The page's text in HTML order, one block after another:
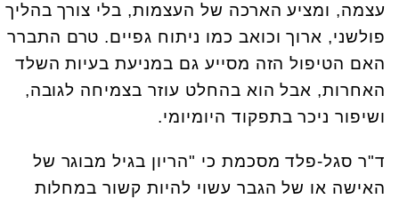
עצמה, ומציע הארכה של העצמות, בלי צורך בהליך
פולשני, ארוך וכואב כמו ניתוח גפיים. טרם התברר
האם הטיפול הזה מסייע גם במניעת בעיות השלד
האחרות, אבל הוא בהחלט עוזר בצמיחה לגובה,
ושיפור ניכר בתפקוד היומיומי.
ד"ר סגל-פלד מסכמת כי "הריון בגיל מבוגר של
האישה או של הגבר עשוי להיות קשור במחלות